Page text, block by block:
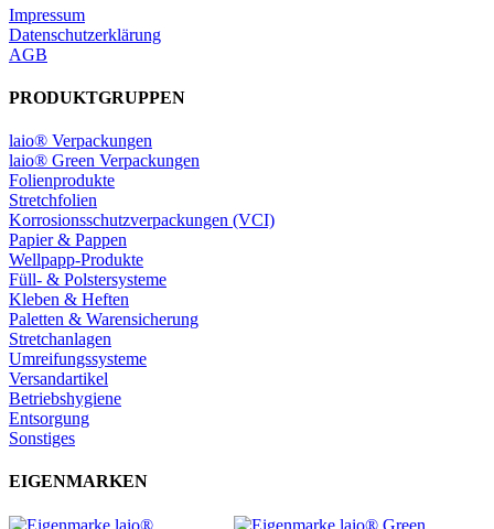
Impressum
Datenschutzerklärung
AGB
PRODUKTGRUPPEN
laio® Verpackungen
laio® Green Verpackungen
Folienprodukte
Stretchfolien
Korrosionsschutzverpackungen (VCI)
Papier & Pappen
Wellpapp-Produkte
Füll- & Polstersysteme
Kleben & Heften
Paletten & Warensicherung
Stretchanlagen
Umreifungssysteme
Versandartikel
Betriebshygiene
Entsorgung
Sonstiges
EIGENMARKEN